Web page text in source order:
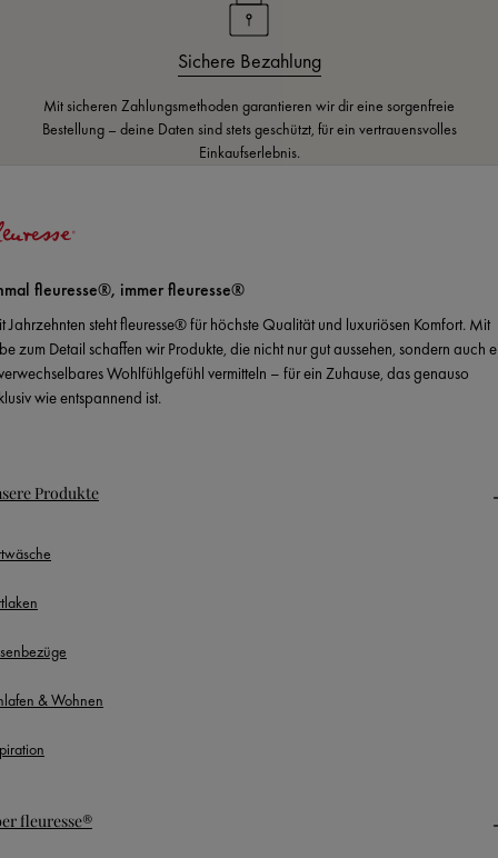
Sichere Bezahlung
Mit sicheren Zahlungsmethoden garantieren wir dir eine sorgenfreie
Bestellung – deine Daten sind stets geschützt, für ein vertrauensvolles
Einkaufserlebnis.
fleuresse®, immer fleuresse®
Jahrzehnten steht fleuresse® für höchste Qualität und luxuriösen Komfort. Mit
zum Detail schaffen wir Produkte, die nicht nur gut aussehen, sondern auch
Wohlfühlgefühl vermitteln – für ein Zuhause, das genauso
wie entspannend ist.
Produkte
& Wohnen
fleuresse®